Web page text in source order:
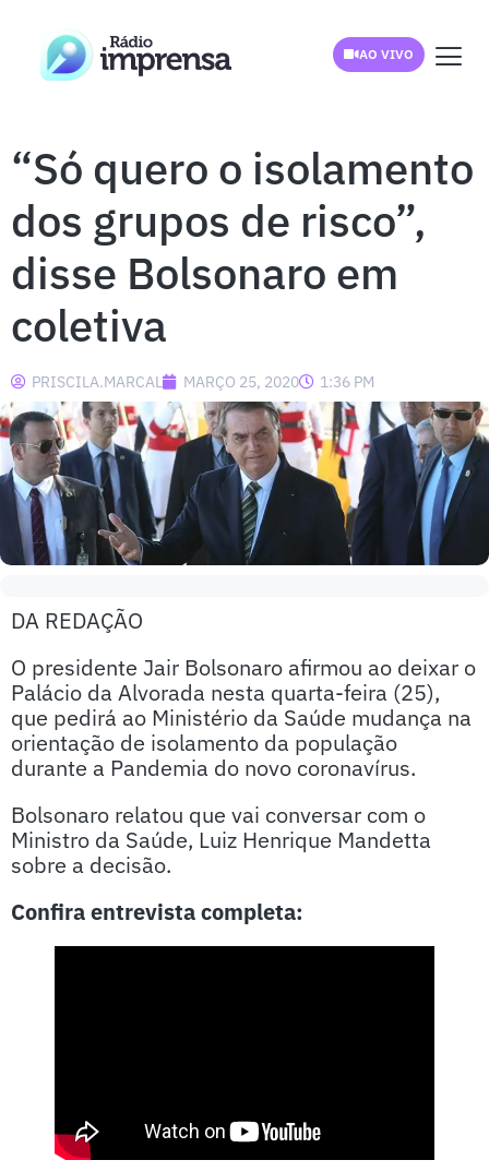
AO VIVO
“Só quero o isolamento
dos grupos de risco”,
disse Bolsonaro em
coletiva
PRISCILA.MARCAL MARÇO 25, 2020 1:36 PM
DA REDAÇÃO
O presidente Jair Bolsonaro afirmou ao deixar o
Palácio da Alvorada nesta quarta-feira (25),
que pedirá ao Ministério da Saúde mudança na
orientação de isolamento da população
durante a Pandemia do novo coronavírus.
Bolsonaro relatou que vai conversar com o
Ministro da Saúde, Luiz Henrique Mandetta
sobre a decisão.
Confira entrevista completa: